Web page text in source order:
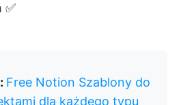
✅
Free Notion Szablony do
dla każdego typu